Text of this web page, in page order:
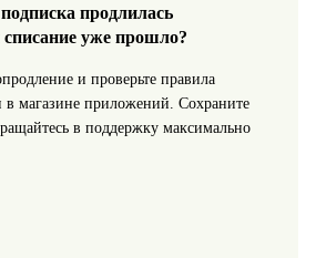
продлилась
уже прошло?
и проверьте правила
в магазине приложений. Сохраните
в поддержку максимально